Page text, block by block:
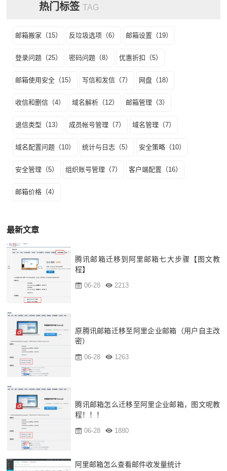
热门标签 TAG
邮箱搬家（15） 反垃圾选项（6） 邮箱设置（19）
登录问题（25） 密码问题（8） 优惠折扣（5）
邮箱使用安全（15） 写信和发信（7） 网盘（18）
收信和删信（4） 域名解析（12） 邮箱管理（3）
退信类型（13） 成员帐号管理（7） 域名管理（7）
域名配置问题（10） 统计与日志（5） 安全策略（10）
安全管理（5） 组织账号管理（7） 客户端配置（16）
邮箱价格（4）
最新文章
腾讯邮箱迁移到阿里邮箱七大步骤【图文教
程】
06-28 2213
原腾讯邮箱迁移至阿里企业邮箱（用户自主改
密）
06-28 1263
腾讯邮箱怎么迁移至阿里企业邮箱，图文呢教
程！！！
06-28 1880
阿里邮箱怎么查看邮件收发量统计